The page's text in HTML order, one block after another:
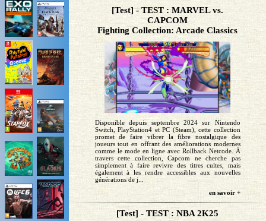
[Test] - TEST : MARVEL vs.
CAPCOM
Fighting Collection: Arcade Classics
Disponible depuis septembre 2024 sur Nintendo
Switch, PlayStation4 et PC (Steam), cette collection
promet de faire vibrer la fibre nostalgique des
joueurs tout en offrant des améliorations modernes
comme le mode en ligne avec Rollback Netcode. À
travers cette collection, Capcom ne cherche pas
simplement à faire revivre des titres cultes, mais
également à les rendre accessibles aux nouvelles
générations de j...
en savoir +
[Test] - TEST : NBA 2K25